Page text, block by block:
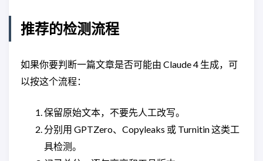
推荐的检测流程
如果你要判断一篇文章是否可能由 Claude 4 生成，可
以按这个流程：
保留原始文本，不要先人工改写。
分别用 GPTZero、Copyleaks 或 Turnitin 这类工
具检测。